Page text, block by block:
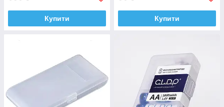
Купити Купити